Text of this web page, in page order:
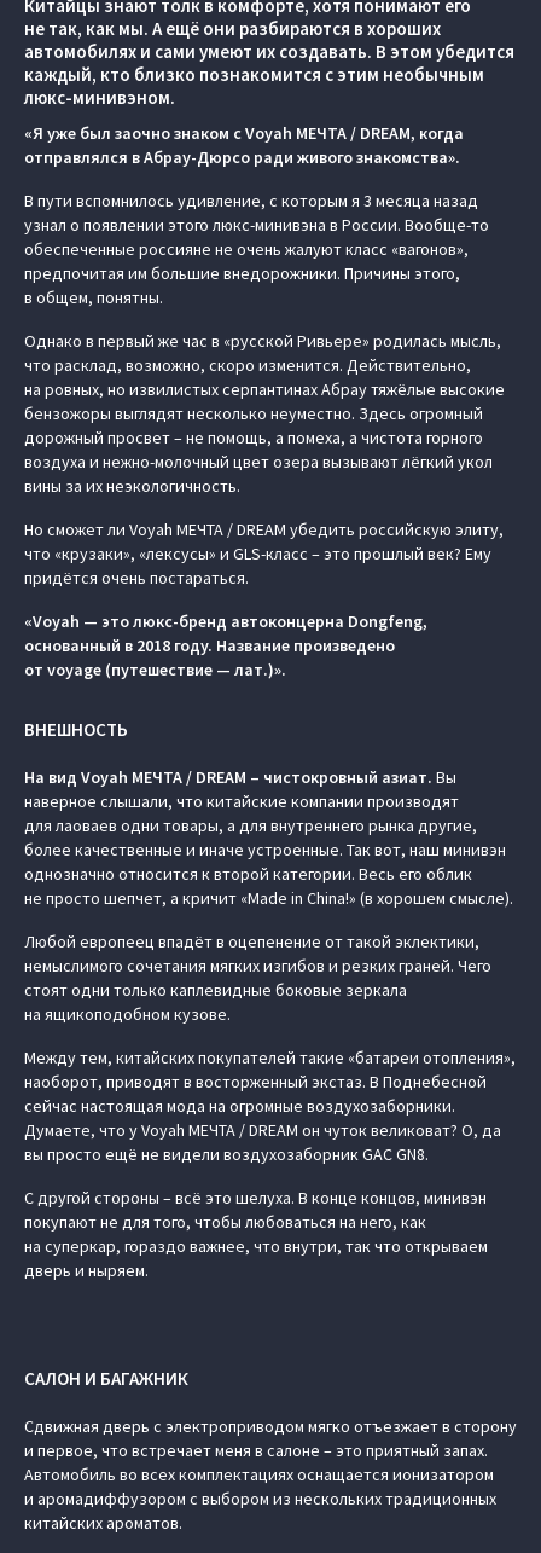
Китайцы знают толк в комфорте, хотя понимают его
не так, как мы. А ещё они разбираются в хороших
автомобилях и сами умеют их создавать. В этом убедится
каждый, кто близко познакомится с этим необычным
люкс-минивэном.
«Я уже был заочно знаком с Voyah МЕЧТА / DREAM, когда
отправлялся в Абрау-Дюрсо ради живого знакомства».
В пути вспомнилось удивление, с которым я 3 месяца назад
узнал о появлении этого люкс-минивэна в России. Вообще-то
обеспеченные россияне не очень жалуют класс «вагонов»,
предпочитая им большие внедорожники. Причины этого,
в общем, понятны.
Однако в первый же час в «русской Ривьере» родилась мысль,
что расклад, возможно, скоро изменится. Действительно,
на ровных, но извилистых серпантинах Абрау тяжёлые высокие
бензожоры выглядят несколько неуместно. Здесь огромный
дорожный просвет – не помощь, а помеха, а чистота горного
воздуха и нежно-молочный цвет озера вызывают лёгкий укол
вины за их неэкологичность.
Но сможет ли Voyah МЕЧТА / DREAM убедить российскую элиту,
что «крузаки», «лексусы» и GLS-класс – это прошлый век? Ему
придётся очень постараться.
«Voyah — это люкс-бренд автоконцерна Dongfeng,
основанный в 2018 году. Название произведено
от voyage (путешествие — лат.)».
ВНЕШНОСТЬ
На вид Voyah МЕЧТА / DREAM – чистокровный азиат. Вы
наверное слышали, что китайские компании производят
для лаоваев одни товары, а для внутреннего рынка другие,
более качественные и иначе устроенные. Так вот, наш минивэн
однозначно относится к второй категории. Весь его облик
не просто шепчет, а кричит «Made in China!» (в хорошем смысле).
Любой европеец впадёт в оцепенение от такой эклектики,
немыслимого сочетания мягких изгибов и резких граней. Чего
стоят одни только каплевидные боковые зеркала
на ящикоподобном кузове.
Между тем, китайских покупателей такие «батареи отопления»,
наоборот, приводят в восторженный экстаз. В Поднебесной
сейчас настоящая мода на огромные воздухозаборники.
Думаете, что у Voyah МЕЧТА / DREAM он чуток великоват? О, да
вы просто ещё не видели воздухозаборник GAC GN8.
С другой стороны – всё это шелуха. В конце концов, минивэн
покупают не для того, чтобы любоваться на него, как
на суперкар, гораздо важнее, что внутри, так что открываем
дверь и ныряем.
САЛОН И БАГАЖНИК
Сдвижная дверь с электроприводом мягко отъезжает в сторону
и первое, что встречает меня в салоне – это приятный запах.
Автомобиль во всех комплектациях оснащается ионизатором
и аромадиффузором с выбором из нескольких традиционных
китайских ароматов.